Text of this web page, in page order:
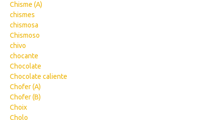
Chisme (A)
chismes
chismosa
Chismoso
chivo
chocante
Chocolate
Chocolate caliente
Chofer (A)
Chofer (B)
Choix
Cholo